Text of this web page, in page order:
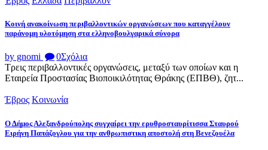
Κοινή ανακοίνωση περιβαλλοντικών οργανώσεων που καταγγέλουν
παράνομη υλοτόμηση στα ελληνοβουλγαρικά σύνορα
by gnomi 0Σχόλια
Τρεις περιβαλλοντικές οργανώσεις, μεταξύ των οποίων και η
Εταιρεία Προστασίας Βιοποικιλότητας Θράκης (ΕΠΒΘ), ζητ...
Έβρος Κοινωνία
Ο Δήμος Αλεξανδρούπολης συγχαίρει την ερυθροσταυρίτισσα Σταυρού
Ειρήνη Παπάζογλου για την ανθρωπιστικη αποστολή στη Βενεζουέλα